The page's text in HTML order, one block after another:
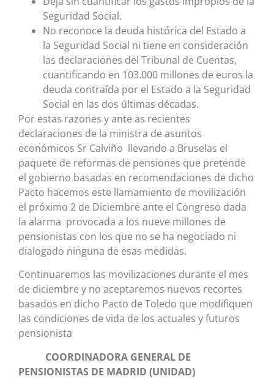
Seguridad Social.
No reconoce la deuda histórica del Estado a
la Seguridad Social ni tiene en consideración
las declaraciones del Tribunal de Cuentas,
cuantificando en 103.000 millones de euros la
deuda contraída por el Estado a la Seguridad
Social en las dos últimas décadas.
Por estas razones y ante as recientes
declaraciones de la ministra de asuntos
económicos Sr Calviño llevando a Bruselas el
paquete de reformas de pensiones que pretende
el gobierno basadas en recomendaciones de dicho
Pacto hacemos este llamamiento de movilización
el próximo 2 de Diciembre ante el Congreso dada
la alarma provocada a los nueve millones de
pensionistas con los que no se ha negociado ni
dialogado ninguna de esas medidas.
Continuaremos las movilizaciones durante el mes
de diciembre y no aceptaremos nuevos recortes
basados en dicho Pacto de Toledo que modifiquen
las condiciones de vida de los actuales y futuros
pensionista
COORDINADORA GENERAL DE
PENSIONISTAS DE MADRID (UNIDAD)